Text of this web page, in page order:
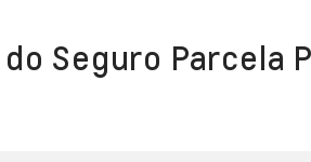
Seguro Parcela